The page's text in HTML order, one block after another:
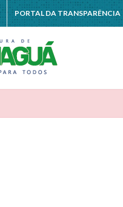
PORTAL DA TRANSPARÊNCIA